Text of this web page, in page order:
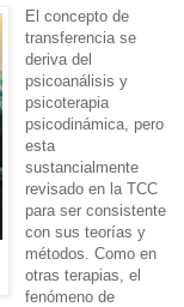
El concepto de
transferencia se
deriva del
psicoanálisis y
psicoterapia
psicodinámica, pero
esta
sustancialmente
revisado en la TCC
para ser consistente
con sus teorías y
métodos. Como en
otras terapias, el
fenómeno de